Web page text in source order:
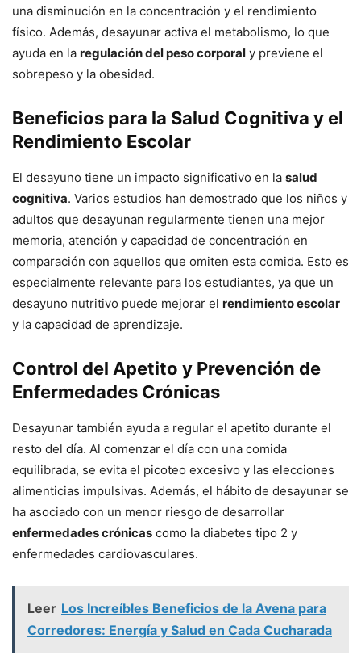
una disminución en la concentración y el rendimiento
físico. Además, desayunar activa el metabolismo, lo que
ayuda en la regulación del peso corporal y previene el
sobrepeso y la obesidad.
Beneficios para la Salud Cognitiva y el
Rendimiento Escolar
El desayuno tiene un impacto significativo en la salud
cognitiva. Varios estudios han demostrado que los niños y
adultos que desayunan regularmente tienen una mejor
memoria, atención y capacidad de concentración en
comparación con aquellos que omiten esta comida. Esto es
especialmente relevante para los estudiantes, ya que un
desayuno nutritivo puede mejorar el rendimiento escolar
y la capacidad de aprendizaje.
Control del Apetito y Prevención de
Enfermedades Crónicas
Desayunar también ayuda a regular el apetito durante el
resto del día. Al comenzar el día con una comida
equilibrada, se evita el picoteo excesivo y las elecciones
alimenticias impulsivas. Además, el hábito de desayunar se
ha asociado con un menor riesgo de desarrollar
enfermedades crónicas como la diabetes tipo 2 y
enfermedades cardiovasculares.
Leer Los Increíbles Beneficios de la Avena para
Corredores: Energía y Salud en Cada Cucharada